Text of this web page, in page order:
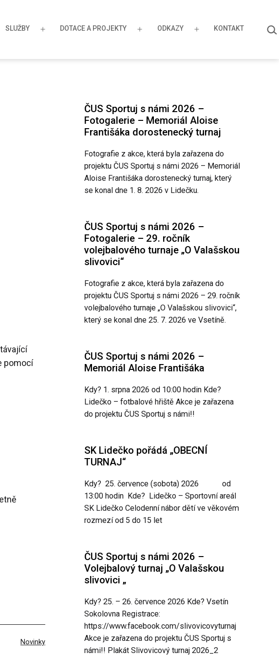
SLUŽBY DOTACE A PROJEKTY ODKAZY KONTAKT
pomocí
VNovinky
ČUS Sportuj s námi 2026 –
Fotogalerie – Memoriál Aloise
Františáka dorostenecký turnaj
Fotografie z akce, která byla zařazena do
projektu ČUS Sportuj s námi 2026 – Memoriál
Aloise Františáka dorostenecký turnaj, který
se konal dne 1. 8. 2026 v Lidečku.
ČUS Sportuj s námi 2026 –
Fotogalerie – 29. ročník
volejbalového turnaje „O Valašskou
slivovici“
Fotografie z akce, která byla zařazena do
projektu ČUS Sportuj s námi 2026 – 29. ročník
volejbalového turnaje „O Valašskou slivovici“,
který se konal dne 25. 7. 2026 ve Vsetíně.
ČUS Sportuj s námi 2026 –
Memoriál Aloise Františáka
Kdy? 1. srpna 2026 od 10:00 hodin Kde?
Lidečko – fotbalové hřiště Akce je zařazena
do projektu ČUS Sportuj s námi!!
SK Lidečko pořádá „OBECNÍ
TURNAJ“
Kdy? 25. července (sobota) 2026 od
13:00 hodin Kde? Lidečko – Sportovní areál
SK Lidečko Celodenní nábor dětí ve věkovém
rozmezí od 5 do 15 let
ČUS Sportuj s námi 2026 –
Volejbalový turnaj „O Valašskou
slivovici „
Kdy? 25. – 26. července 2026 Kde? Vsetín
Sokolovna Registrace:
https://www.facebook.com/slivovicovyturnaj
Akce je zařazena do projektu ČUS Sportuj s
námi!! Plakát Slivovicový turnaj 2026_2